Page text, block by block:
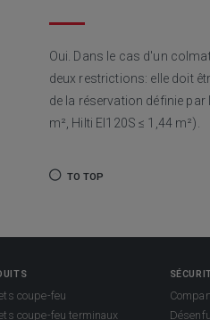
Oui. Dans le cas d'un
deux restrictions: elle doit
de la réservation définie par
m², Hilti EI120S ≤ 1,44 m²).
TO TOP
coupe-feu
coupe-feu terminaux